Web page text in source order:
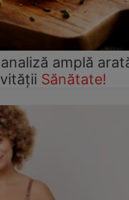
amplă
Sănătate!